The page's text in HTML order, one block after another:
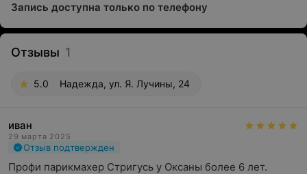
Запись доступна только по телефону
Отзывы 1
5.0 Надежда, ул. Я. Лучины, 24
иван
29 марта 2025
Отзыв подтвержден
Профи парикмахер Стригусь у Оксаны более 6 лет.